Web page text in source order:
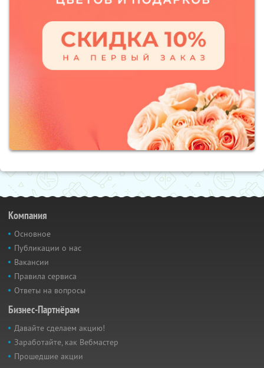
Компания
Основное
Публикации о нас
Вакансии
Правила сервиса
Ответы на вопросы
Бизнес-Партнёрам
Давайте сделаем акцию!
Заработайте, как Вебмастер
Прошедшие акции